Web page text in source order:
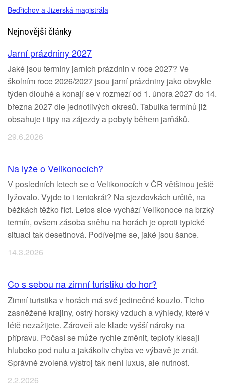
Bedřichov a Jizerská magistrála
Nejnovější články
Jarní prázdniny 2027
Jaké jsou termíny jarních prázdnin v roce 2027? Ve
školním roce 2026/2027 jsou jarní prázdniny jako obvykle
týden dlouhé a konají se v rozmezí od 1. února 2027 do 14.
března 2027 dle jednotlivých okresů. Tabulka termínů již
obsahuje i tipy na zájezdy a pobyty během jarňáků.
29.6.2026
Na lyže o Velikonocích?
V posledních letech se o Velikonocích v ČR většinou ještě
lyžovalo. Vyjde to i tentokrát? Na sjezdovkách určitě, na
běžkách těžko říct. Letos sice vychází Velikonoce na brzký
termín, ovšem zásoba sněhu na horách je oproti typické
situaci tak desetinová. Podívejme se, jaké jsou šance.
14.3.2026
Co s sebou na zimní turistiku do hor?
Zimní turistika v horách má své jedinečné kouzlo. Ticho
zasněžené krajiny, ostrý horský vzduch a výhledy, které v
létě nezažijete. Zároveň ale klade vyšší nároky na
přípravu. Počasí se může rychle změnit, teploty klesají
hluboko pod nulu a jakákoliv chyba ve výbavě je znát.
Správně zvolená výstroj tak není luxus, ale nutnost.
2.2.2026